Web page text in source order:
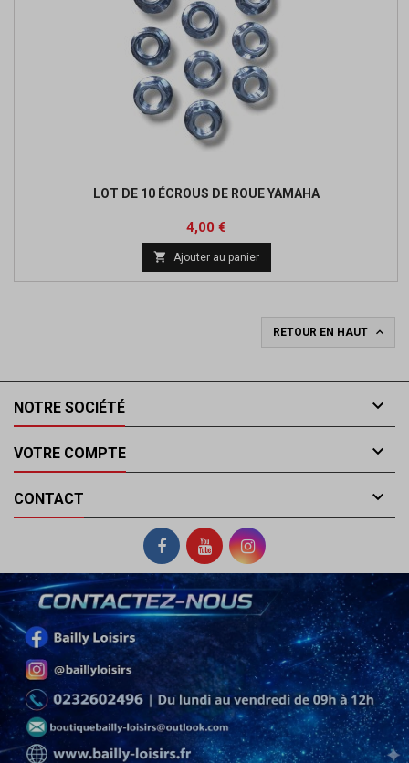
LOT DE 10 ÉCROUS DE ROUE YAMAHA
Prix
4,00 €
 Ajouter au panier
RETOUR EN HAUT 
NOTRE SOCIÉTÉ 
VOTRE COMPTE 
CONTACT 